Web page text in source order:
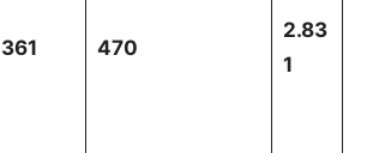
470
2.83
1